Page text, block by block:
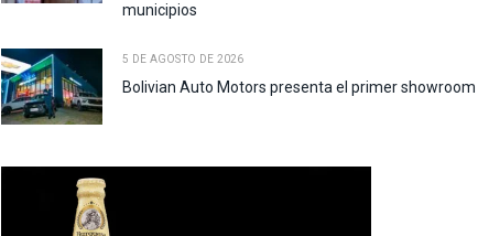
municipios
5 DE AGOSTO DE 2026
Bolivian Auto Motors presenta el primer